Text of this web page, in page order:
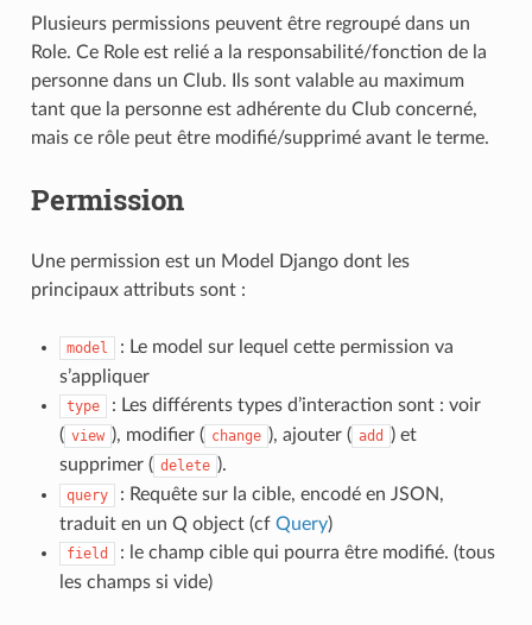
Plusieurs permissions peuvent être regroupé dans un
Role. Ce Role est relié a la responsabilité/fonction de la
personne dans un Club. Ils sont valable au maximum
tant que la personne est adhérente du Club concerné,
mais ce rôle peut être modifié/supprimé avant le terme.
Permission
Une permission est un Model Django dont les
principaux attributs sont :
model
: Le model sur lequel cette permission va
s’appliquer
type
: Les différents types d’interaction sont : voir
( view ), modifier ( change ), ajouter ( add
) et
supprimer ( delete ).
query
: Requête sur la cible, encodé en JSON,
traduit en un Q object (cf Query)
field
: le champ cible qui pourra être modifié. (tous
les champs si vide)